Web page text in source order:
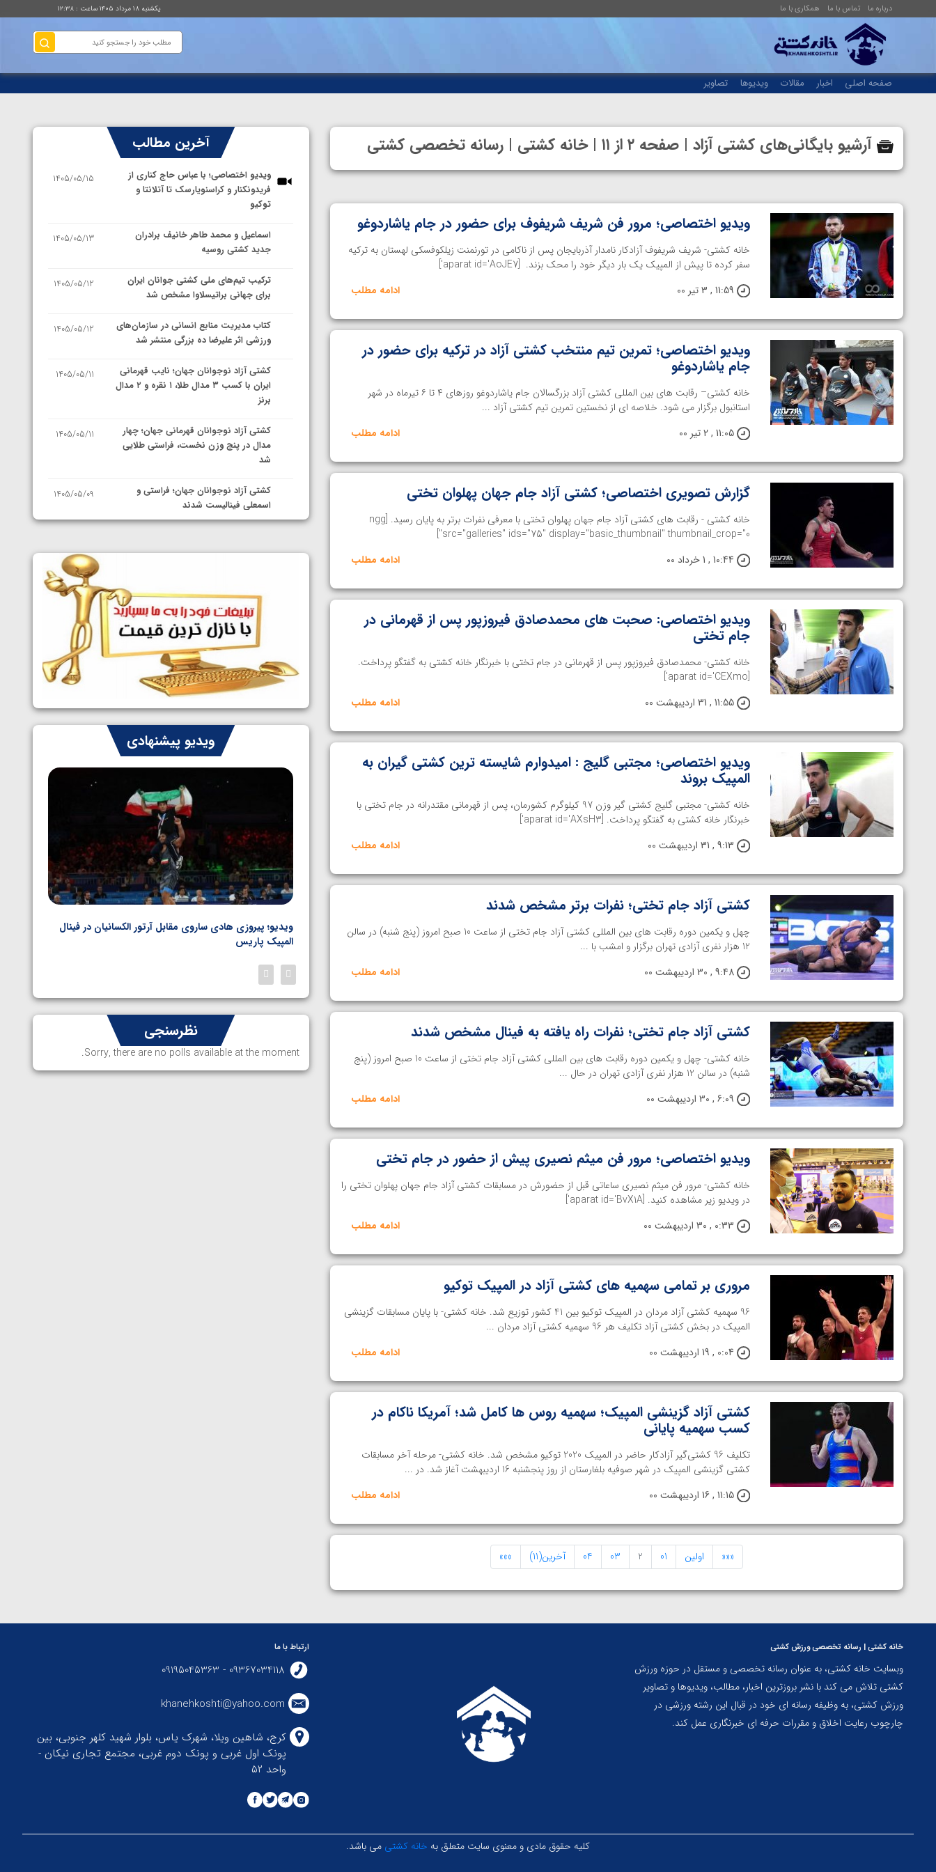
درباره ما تماس با ما همکاری با ما یکشنبه ۱۸ مرداد ۱۴۰۵ ساعت : ۱۲:۳۸
صفحه اصلی اخبار مقالات ویدیوها تصاویر
آرشیو بایگانی‌های کشتی آزاد | صفحه ۲ از ۱۱ | خانه کشتی | رسانه تخصصی کشتی
ویدیو اختصاصی؛ مرور فن شریف شریفوف برای حضور در جام یاشاردوغو
خانه کشتی- شریف شریفوف آزادکار نامدار آذربایجان پس از ناکامی در تورنمنت زیلکوفسکی لهستان به ترکیه
سفر کرده تا پیش از المپیک یک بار دیگر خود را محک بزند. [aparat id='AoJE7']
11:59 , 3 تیر 00
ادامه مطلب
ویدیو اختصاصی؛ تمرین تیم منتخب کشتی آزاد در ترکیه برای حضور در
جام یاشاردوغو
خانه کشتی– رقابت های بین المللی کشتی آزاد بزرگسالان جام یاشاردوغو روزهای ۴ تا ۶ تیرماه در شهر
استانبول برگزار می شود. خلاصه ای از نخستین تمرین تیم کشتی آزاد ...
11:05 , 2 تیر 00
ادامه مطلب
گزارش تصویری اختصاصی؛ کشتی آزاد جام جهان پهلوان تختی
خانه کشتی - رقابت های کشتی آزاد جام جهان پهلوان تختی با معرفی نفرات برتر به پایان رسید. [ngg
src="galleries" ids="75" display="basic_thumbnail" thumbnail_crop="0"]
10:44 , 1 خرداد 00
ادامه مطلب
ویدیو اختصاصی: صحبت های محمدصادق فیروزپور پس از قهرمانی در
جام تختی
خانه کشتی- محمدصادق فیروزپور پس از قهرمانی در جام تختی با خبرنگار خانه کشتی به گفتگو پرداخت.
[aparat id='CEXmo']
11:55 , 31 اردیبهشت 00
ادامه مطلب
ویدیو اختصاصی؛ مجتبی گلیج : امیدوارم شایسته ترین کشتی گیران به
المپیک بروند
خانه کشتی- مجتبی گلیج کشتی گیر وزن 97 کیلوگرم کشورمان، پس از قهرمانی مقتدرانه در جام تختی با
خبرنگار خانه کشتی به گفتگو پرداخت. [aparat id='AXsH3']
9:13 , 31 اردیبهشت 00
ادامه مطلب
کشتی آزاد جام تختی؛ نفرات برتر مشخص شدند
چهل و یکمین دوره رقابت های بین المللی کشتی آزاد جام تختی از ساعت 10 صبح امروز (پنج شنبه) در سالن
12 هزار نفری آزادی تهران برگزار و امشب با ...
9:48 , 30 اردیبهشت 00
ادامه مطلب
کشتی آزاد جام تختی؛ نفرات راه یافته به فینال مشخص شدند
خانه کشتی- چهل و یکمین دوره رقابت های بین المللی کشتی آزاد جام تختی از ساعت 10 صبح امروز (پنج
شنبه) در سالن 12 هزار نفری آزادی تهران در حال ...
6:09 , 30 اردیبهشت 00
ادامه مطلب
ویدیو اختصاصی؛ مرور فن میثم نصیری پیش از حضور در جام تختی
خانه کشتی- مرور فن میثم نصیری ساعاتی قبل از حضورش در مسابقات کشتی آزاد جام جهان پهلوان تختی را
در ویدیو زیر مشاهده کنید. [aparat id='BvX1A']
0:33 , 30 اردیبهشت 00
ادامه مطلب
مروری بر تمامی سهمیه‌ های کشتی آزاد در المپیک توکیو
96 سهمیه کشتی آزاد مردان در المپیک توکیو بین 41 کشور توزیع شد. خانه کشتی- با پایان مسابقات گزینشی
المپیک در بخش کشتی آزاد تکلیف هر 96 سهمیه کشتی آزاد مردان ...
0:04 , 19 اردیبهشت 00
ادامه مطلب
کشتی آزاد گزینشی المپیک؛ سهمیه روس ها کامل شد؛ آمریکا ناکام در
کسب سهمیه پایانی
تکلیف 96 کشتی‌گیر آزادکار حاضر در المپیک 2020 توکیو مشخص شد. خانه کشتی- مرحله آخر مسابقات
کشتی گزینشی المپیک در شهر صوفیه بلغارستان از روز پنجشنبه 16 اردیبهشت آغاز شد. در ...
11:15 , 16 اردیبهشت 00
ادامه مطلب
««« اولین 01
2
03
04 آخرین(11) »»»
آخرین مطالب
ویدیو اختصاصی؛ با عباس حاج کناری از
فریدونکنار و کراسنویارسک تا آتلانتا و
توکیو
1405/05/15
اسماعیل و محمد طاهر خانیف برادران
جدید کشتی روسیه
1405/05/13
ترکیب تیم‌های ملی کشتی جوانان ایران
برای جهانی براتیسلاوا مشخص شد
1405/05/12
کتاب مدیریت منابع انسانی در سازمان‌های
ورزشی اثر علیرضا ده بزرگی منتشر شد
1405/05/12
کشتی آزاد نوجوانان جهان؛ نایب قهرمانی
ایران با کسب ۳ مدال طلا، ۱ نقره و ۲ مدال
برنز
1405/05/11
کشتی آزاد نوجوانان قهرمانی جهان؛ چهار
مدال در پنج وزن نخست، فراستی طلایی
شد
1405/05/11
کشتی آزاد نوجوانان جهان؛ فراستی و
اسمعلی فینالیست شدند
1405/05/09
نمایندگان ایران مشخص شدند
سوم برای ایران
1405/05/07
ایران چشم به راه چهار مدال در پنج وزن
دوم کشتی فرنگی نوجوانان جهان
1405/05/06
ویدیو پیشنهادی
امین میرزازاده
ویدیو؛ باخت امین کاویانی نژاد مقابل مالخاز آمویان از
ارمنستان
ویدیو؛ صعود حسن یزدانی به فینال المپیک با برتری مقابل
ناظم امینه
ویدیو؛ پیروزی هادی ساروی مقابل آرتور الکسانیان در فینال
المپیک پاریس
نظرسنجی
Sorry, there are no polls available at the moment.
خانه کشتی | رسانه تخصصی ورزش کشتی
وبسایت خانه کشتی، به عنوان رسانه تخصصی و مستقل در حوزه ورزش
کشتی تلاش می کند با نشر بروزترین اخبار، مطالب، ویدیوها و تصاویر
ورزش کشتی، به وظیفه رسانه ای خود در قبال این رشته ورزشی در
چارچوب رعایت اخلاق و مقررات حرفه ای خبرنگاری عمل کند.
ارتباط با ما
09367034118 - 09195045363
khanehkoshti@yahoo.com
کرج، شاهین ویلا، شهرک یاس، بلوار شهید کلهر جنوبی، بین
پونک اول غربی و پونک دوم غربی، مجتمع تجاری نیکان -
واحد ۵۲
کلیه حقوق مادی و معنوی سایت متعلق به خانه کشتی می باشد.